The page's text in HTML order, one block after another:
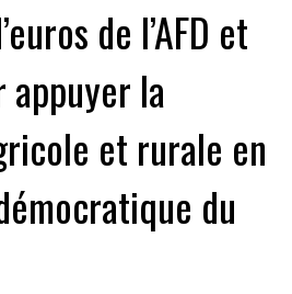
de l’AFD et
appuyer la
et rurale en
du